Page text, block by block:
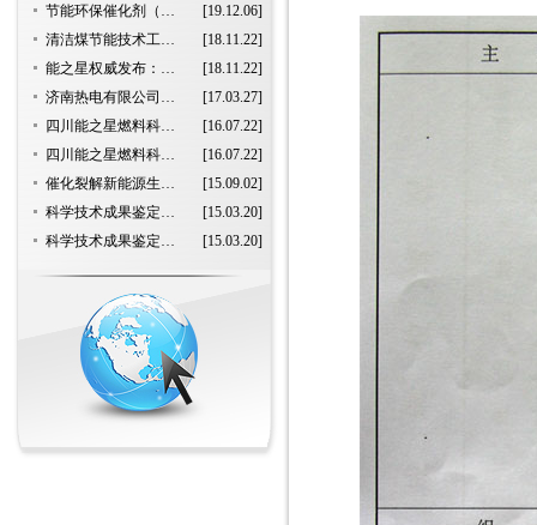
[19.12.06]
节能环保催化剂（…
[18.11.22]
清洁煤节能技术工…
[18.11.22]
能之星权威发布：…
[17.03.27]
济南热电有限公司…
[16.07.22]
四川能之星燃料科…
[16.07.22]
四川能之星燃料科…
[15.09.02]
催化裂解新能源生…
[15.03.20]
科学技术成果鉴定…
[15.03.20]
科学技术成果鉴定…